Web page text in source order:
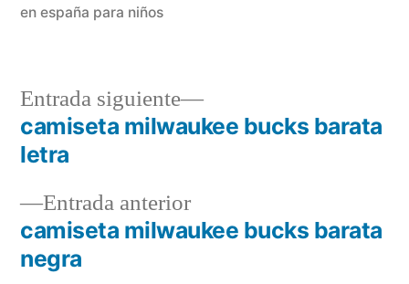
en españa para niños
Navegación
entradas
Entrada anteriorEntrada
anterior:
camiseta milwaukee bucks barata
negra
Entrada siguiente
Entrada
siguiente:
camiseta milwaukee bucks barata
letra